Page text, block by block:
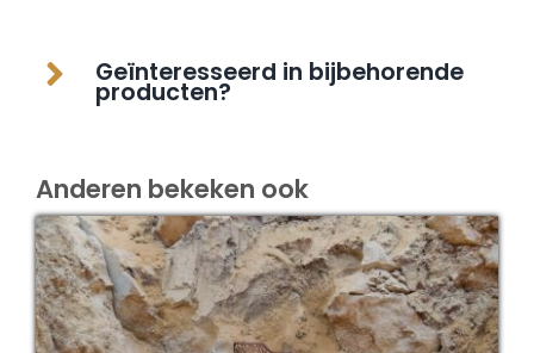
Geïnteresseerd in bijbehorende
producten?
Anderen bekeken ook